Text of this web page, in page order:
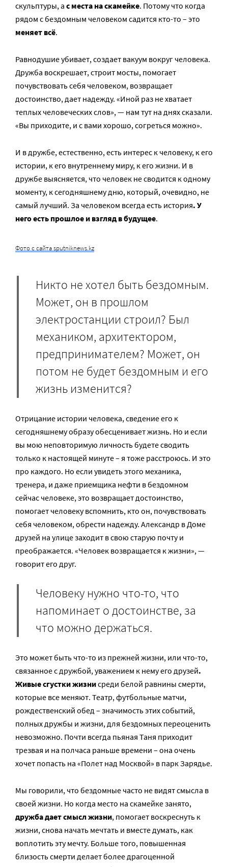
скульптуры, а с места на скамейке. Потому что когда
рядом с бездомным человеком садится кто-то – это
меняет всё.
Равнодушие убивает, создает вакуум вокруг человека.
Дружба воскрешает, строит мосты, помогает
почувствовать себя человеком, возвращает
достоинство, дает надежду. «Иной раз не хватает
теплых человеческих слов», — нам тут на днях сказали.
«Вы приходите, и с вами хорошо, согреться можно».
И в дружбе, естественно, есть интерес к человеку, к его
истории, к его внутреннему миру, к его жизни. И в
дружбе выясняется, что человек не сводится к одному
моменту, к сегодняшнему дню, который, очевидно, не
самый лучший. За человеком всегда есть история. У
него есть прошлое и взгляд в будущее.
Фото с сайта sputniknews.kz
Никто не хотел быть бездомным.
Может, он в прошлом
электростанции строил? Был
механиком, архитектором,
предпринимателем? Может, он
потом не будет бездомным и его
жизнь изменится?
Отрицание истории человека, сведение его к
сегодняшнему образу обесценивает жизнь. Но и если
вы мою неповторимую личность будете сводить
только к настоящей минуте – я тоже расстроюсь. И это
про каждого. Но если увидеть этого механика,
тренера, и даже приемщика нефти в бездомном
сейчас человеке, это возвращает достоинство,
помогает человеку вспомнить, кто он, почувствовать
себя человеком, обрести надежду. Александр в Доме
друзей на улице заходит в свою старую почту и
преображается. «Человек возвращается к жизни», —
говорит его друг.
Человеку нужно что-то, что
напоминает о достоинстве, за
что можно держаться.
Это может быть что-то из прежней жизни, или что-то,
связанное с дружбой, уважением к нему его друзей.
Живые сгустки жизнисреди белой равнины смерти,
которые все меняют. Театр, футбольные матчи,
рождественский обед – значимость этих событий,
полных дружбы и жизни, для бездомных переоценить
невозможно. Почти всегда пьяная Таня приходит
трезвая и на полчаса раньше времени – она очень
хочет попасть на «Полет над Москвой» в парк Зарядье.
Мы говорили, что бездомные часто не видят смысла в
своей жизни. Но когда место на скамейке занято,
дружба дает смысл жизни, помогает воскреснуть к
жизни, снова начать мечтать и вместе думать, как
воплотить эту мечту. Больше того, повышенная
близость смерти делает более драгоценной